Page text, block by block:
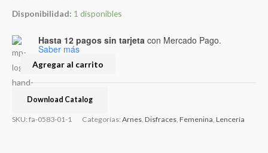
Disponibilidad: 1 disponibles
Hasta 12 pagos sin tarjeta con Mercado Pago.
Saber más
Agregar al carrito
Download Catalog
SKU: fa-0583-01-1 Categorías: Arnes Disfraces Femenina Lencería